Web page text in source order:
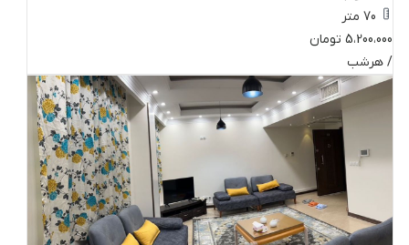
5،200،000 تومان
/ هرشب